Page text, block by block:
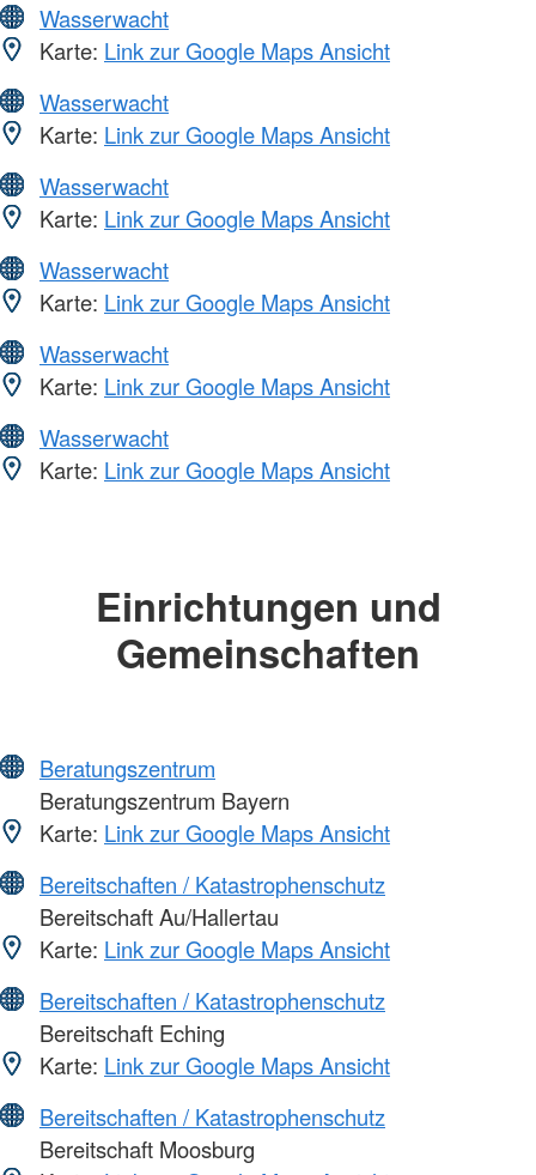
Wasserwacht
Karte: Link zur Google Maps Ansicht
Wasserwacht
Karte: Link zur Google Maps Ansicht
Wasserwacht
Karte: Link zur Google Maps Ansicht
Wasserwacht
Karte: Link zur Google Maps Ansicht
Wasserwacht
Karte: Link zur Google Maps Ansicht
Wasserwacht
Karte: Link zur Google Maps Ansicht
Einrichtungen und
Gemeinschaften
Beratungszentrum
Beratungszentrum Bayern
Karte: Link zur Google Maps Ansicht
Bereitschaften / Katastrophenschutz
Bereitschaft Au/Hallertau
Karte: Link zur Google Maps Ansicht
Bereitschaften / Katastrophenschutz
Bereitschaft Eching
Karte: Link zur Google Maps Ansicht
Bereitschaften / Katastrophenschutz
Bereitschaft Moosburg